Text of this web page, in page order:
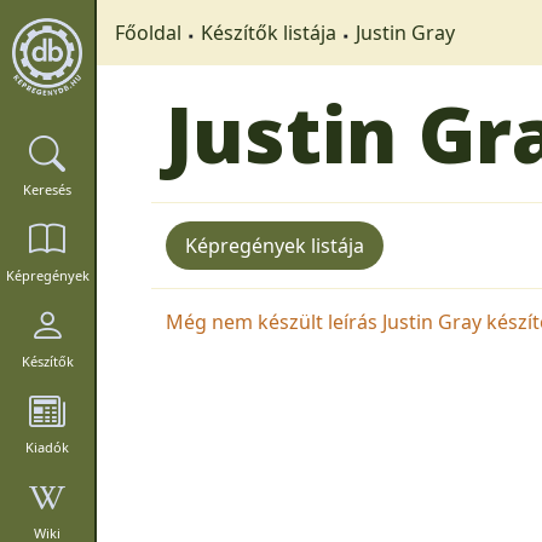
Keresés
Képregények
Készítők
Kiadók
Wiki
Főoldal Készítők listája Justin Gray
Justin
Képregények listája
Még nem készült leírás Justin Gray